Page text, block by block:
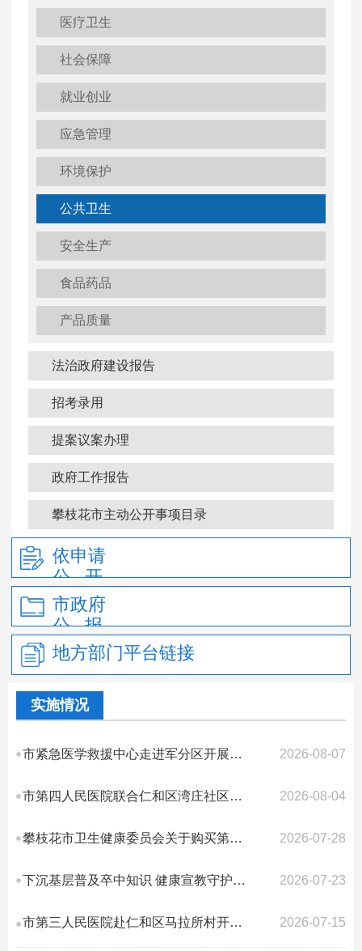
医疗卫生
社会保障
就业创业
应急管理
环境保护
公共卫生
安全生产
食品药品
产品质量
法治政府建设报告
招考录用
提案议案办理
政府工作报告
攀枝花市主动公开事项目录
政府信息公开年报
依申请
公 开
市政府
公 报
地方部门平台链接
实施情况
市紧急医学救援中心走进军分区开展民兵急救专题培训 2026-08-07
市第四人民医院联合仁和区湾庄社区开展“万名医护走基层”拥军义诊活动 2026-08-04
攀枝花市卫生健康委员会关于购买第三方服务开展专项资金使用情况检查项目议标比... 2026-07-28
下沉基层普及卒中知识 健康宣教守护群众脑健康 2026-07-23
市第三人民医院赴仁和区马拉所村开展健康帮扶活动 2026-07-15